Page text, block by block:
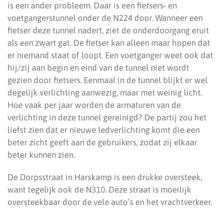
is een ander probleem. Daar is een fietsers- en
voetgangerstunnel onder de N224 door. Wanneer een
fietser deze tunnel nadert, ziet de onderdoorgang eruit
als een zwart gat. De fietser kan alleen maar hopen dat
er niemand staat of loopt. Een voetganger weet ook dat
hij/zij aan begin en eind van de tunnel niet wordt
gezien door fietsers. Eenmaal in de tunnel blijkt er wel
degelijk verlichting aanwezig, maar met weinig licht.
Hoe vaak per jaar worden de armaturen van de
verlichting in deze tunnel gereinigd? De partij zou het
liefst zien dat er nieuwe ledverlichting komt die een
beter zicht geeft aan de gebruikers, zodat zij elkaar
beter kunnen zien.
De Dorpsstraat in Harskamp is een drukke oversteek,
want tegelijk ook de N310. Deze straat is moeilijk
oversteekbaar door de vele auto’s en het vrachtverkeer.